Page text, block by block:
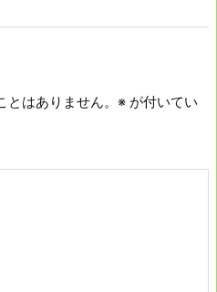
はありません。 ※ が付いてい